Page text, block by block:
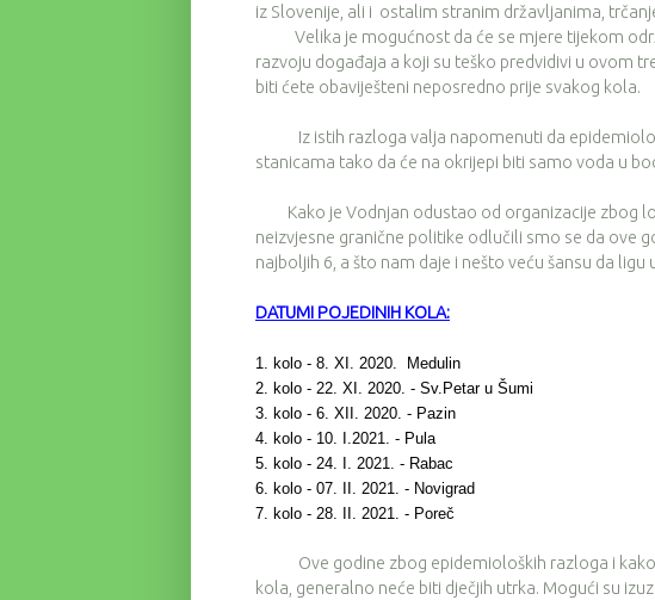
iz Slovenije, ali i ostalim stranim državljanima,
Velika je mogućnost da će se mjere tijekom
razvoju događaja a koji su teško predvidivi u ovom
biti ćete obaviješteni neposredno prije svakog kola.
Iz istih razloga valja napomenuti da
stanicama tako da će na okrijepi biti samo voda u
Kako je Vodnjan odustao od organizacije zbog
neizvjesne granične politike odlučili smo se da ove
najboljih 6, a što nam daje i nešto veću šansu da
DATUMI POJEDINIH KOLA:
1. kolo - 8. XI. 2020. Medulin
2. kolo - 22. XI. 2020. - Sv.Petar u Šumi
3. kolo - 6. XII. 2020. - Pazin
4. kolo - 10. I.2021. - Pula
5. kolo - 24. I. 2021. - Rabac
6. kolo - 07. II. 2021. - Novigrad
7. kolo - 28. II. 2021. - Poreč
Ove godine zbog epidemioloških razloga i kako
kola, generalno neće biti dječjih utrka. Mogući su